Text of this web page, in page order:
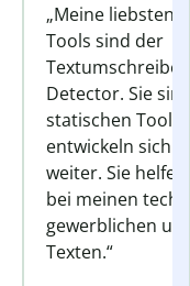
„Meine liebsten
Tools sind der
Detector. Sie
statischen
entwickeln sich
weiter. Sie
bei meinen
gewerblichen
Texten.“